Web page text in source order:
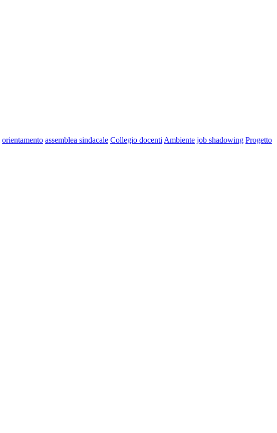
orientamento assemblea sindacale Collegio docenti Ambiente job shadowing Progetto